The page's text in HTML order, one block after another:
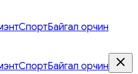
СпортБайгал орчин
СпортБайгал орчин